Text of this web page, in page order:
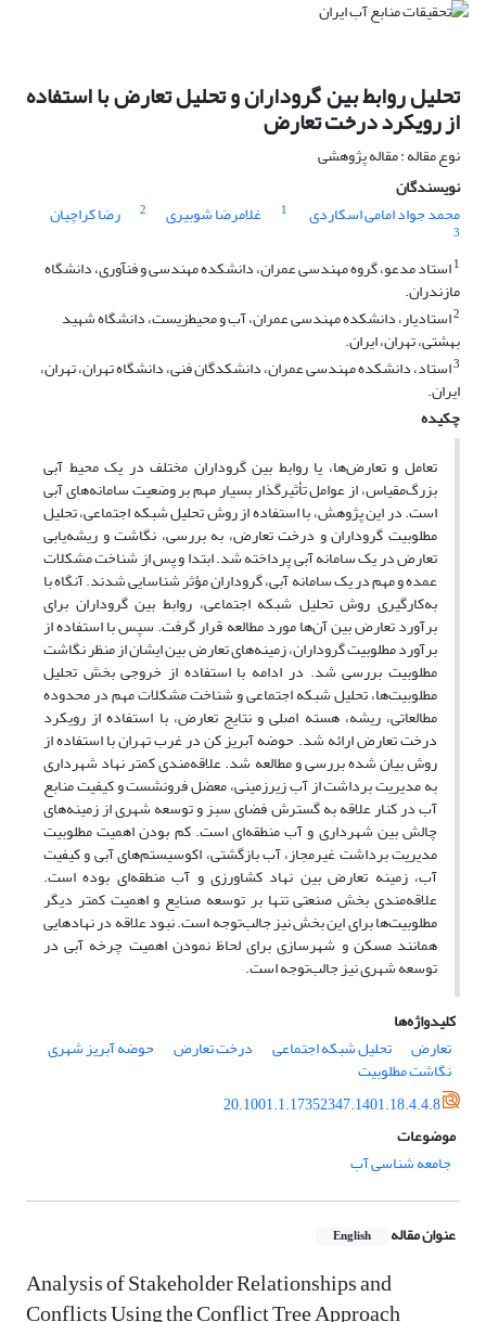
تحلیل روابط بین گروداران و تحلیل تعارض‌ با استفاده
از رویکرد درخت تعارض
نوع مقاله : مقاله پژوهشی
نویسندگان
محمد جواد امامی اسکاردی
1 غلامرضا شوبیری 2 رضا کراچیان
3
1استاد مدعو، گروه مهندسی عمران، دانشکده مهندسی و فنآوری، دانشگاه
مازندران.
2استادیار، دانشکده مهندسی عمران، آب و محیطزیست، دانشگاه شهید
بهشتی، تهران، ایران.
3استاد، دانشکده مهندسی عمران، دانشکدگان فنی، دانشگاه تهران، تهران،
ایران.
چکیده
تعامل‌ و تعارض‌ها، یا روابط بین گروداران مختلف در یک محیط آبی
بزرگ‌مقیاس، از عوامل تأثیرگذار بسیار مهم بر وضعیت سامانه‌های آبی
است. در این پژوهش، با استفاده از روش تحلیل شبکه اجتماعی، تحلیل
مطلوبیت گروداران و درخت تعارض، به بررسی، نگاشت و ریشه‌یابی
تعارض در یک سامانه آبی پرداخته شد. ابتدا و پس از شناخت مشکلات
عمده و مهم در یک سامانه آبی، گروداران مؤثر شناسایی شدند. آنگاه با
به‌کارگیری روش تحلیل شبکه اجتماعی، روابط بین گروداران برای
برآورد تعارض‌ بین آن‌ها مورد مطالعه قرار گرفت. سپس با استفاده از
برآورد مطلوبیت گروداران، زمینه‌های تعارض بین ایشان از منظر نگاشت
مطلوبیت بررسی شد. در ادامه با استفاده از خروجی بخش تحلیل
مطلوبیت‌ها، تحلیل شبکه اجتماعی و شناخت مشکلات مهم در محدوده
مطالعاتی، ریشه، هسته اصلی و نتایج تعارض، با استفاده از رویکرد
درخت تعارض ارائه شد. حوضه آبریز کن در غرب تهران با استفاده از
روش بیان شده بررسی و مطالعه شد. علاقه‌مندی کمتر نهاد شهرداری
به مدیریت برداشت از آب زیرزمینی، معضل فرونشست و کیفیت منابع
آب در کنار علاقه به گسترش فضای سبز و توسعه شهری از زمینه‌های
چالش بین شهرداری و آب منطقه‌ای است. کم بودن اهمیت مطلوبیت
مدیریت برداشت غیرمجاز، آب بازگشتی، اکوسیستم‌های آبی و کیفیت
آب، زمینه تعارض بین نهاد کشاورزی و آب منطقه‌ای بوده است.
علاقه‌مندی بخش صنعتی تنها بر توسعه صنایع و اهمیت کمتر دیگر
مطلوبیت‌ها برای این بخش نیز جالب‌توجه است. نبود علاقه‌ در نهادهایی
همانند مسکن و شهرسازی برای لحاظ نمودن اهمیت چرخه آبی در
توسعه شهری نیز جالب‌توجه است.
کلیدواژه‌ها
تعارض
تحلیل شبکه اجتماعی درخت تعارض حوضه آبریز شهری
نگاشت مطلوبیت
20.1001.1.17352347.1401.18.4.4.8
موضوعات
جامعه شناسی آب
عنوان مقاله English
Analysis of Stakeholder Relationships and